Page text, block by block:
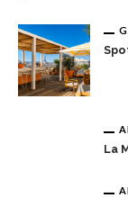
La